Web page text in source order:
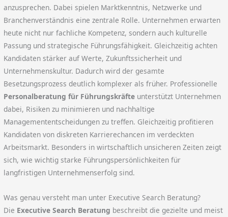
anzusprechen. Dabei spielen Marktkenntnis, Netzwerke und
Branchenverständnis eine zentrale Rolle. Unternehmen erwarten
heute nicht nur fachliche Kompetenz, sondern auch kulturelle
Passung und strategische Führungsfähigkeit. Gleichzeitig achten
Kandidaten stärker auf Werte, Zukunftssicherheit und
Unternehmenskultur. Dadurch wird der gesamte
Besetzungsprozess deutlich komplexer als früher. Professionelle
Personalberatung für Führungskräfte unterstützt Unternehmen
dabei, Risiken zu minimieren und nachhaltige
Managemententscheidungen zu treffen. Gleichzeitig profitieren
Kandidaten von diskreten Karrierechancen im verdeckten
Arbeitsmarkt. Besonders in wirtschaftlich unsicheren Zeiten zeigt
sich, wie wichtig starke Führungspersönlichkeiten für
langfristigen Unternehmenserfolg sind.
Was genau versteht man unter Executive Search Beratung?
Die Executive Search Beratung beschreibt die gezielte und meist